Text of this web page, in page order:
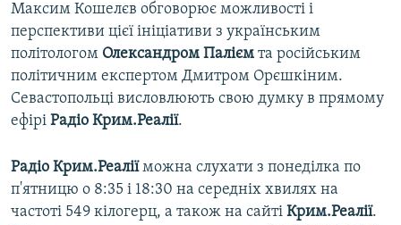
Максим Кошелєв обговорює можливості і
перспективи цієї ініціативи з українським
політологом Олександром Палієм та російським
політичним експертом Дмитром Орєшкіним.
Севастопольці висловлюють свою думку в прямому
ефірі Радіо Крим.Реалії.
Радіо Крим.Реаліїможна слухати з понеділка по
п'ятницю о 8:35 і 18:30 на середніх хвилях на
частоті 549 кілогерц, а також на сайті Крим.Реалії.